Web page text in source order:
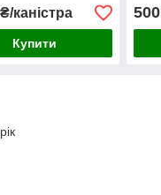
каністра
Купити
500